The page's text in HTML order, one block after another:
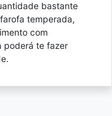
bastante
temperada,
com
poderá te fazer